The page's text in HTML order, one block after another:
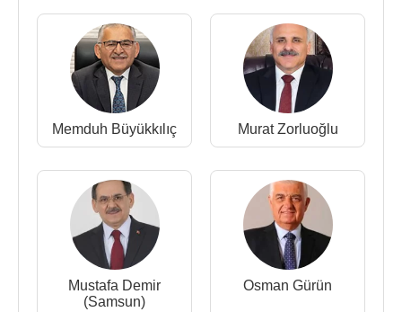
Memduh Büyükkılıç Murat Zorluoğlu
Mustafa Demir
(Samsun)
Osman Gürün